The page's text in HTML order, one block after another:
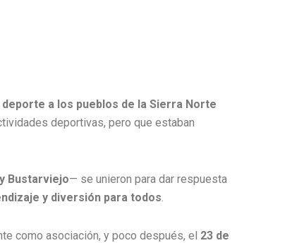
a los pueblos de la Sierra Norte
deportivas, pero que estaban
Bustarviejo— se unieron para dar respuesta
y diversión para todos.
como asociación, y poco después, el 23 de